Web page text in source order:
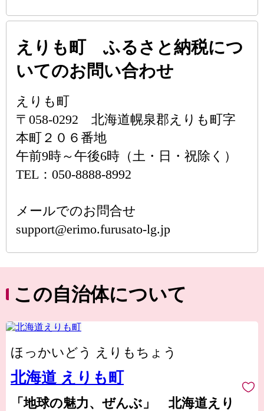
えりも町 ふるさと納税につ
いてのお問い合わせ
えりも町
〒058-0292 北海道幌泉郡えりも町字
本町２０６番地
午前9時～午後6時（土・日・祝除く）
TEL：050-8888-8992
メールでのお問合せ
support@erimo.furusato-lg.jp
この自治体について
ほっかいどう えりもちょう
北海道 えりも町
「地球の魅力、ぜんぶ」 北海道えり